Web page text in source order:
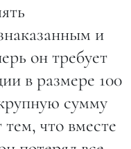
и
он требует
в размере 100
сумму
что вместе